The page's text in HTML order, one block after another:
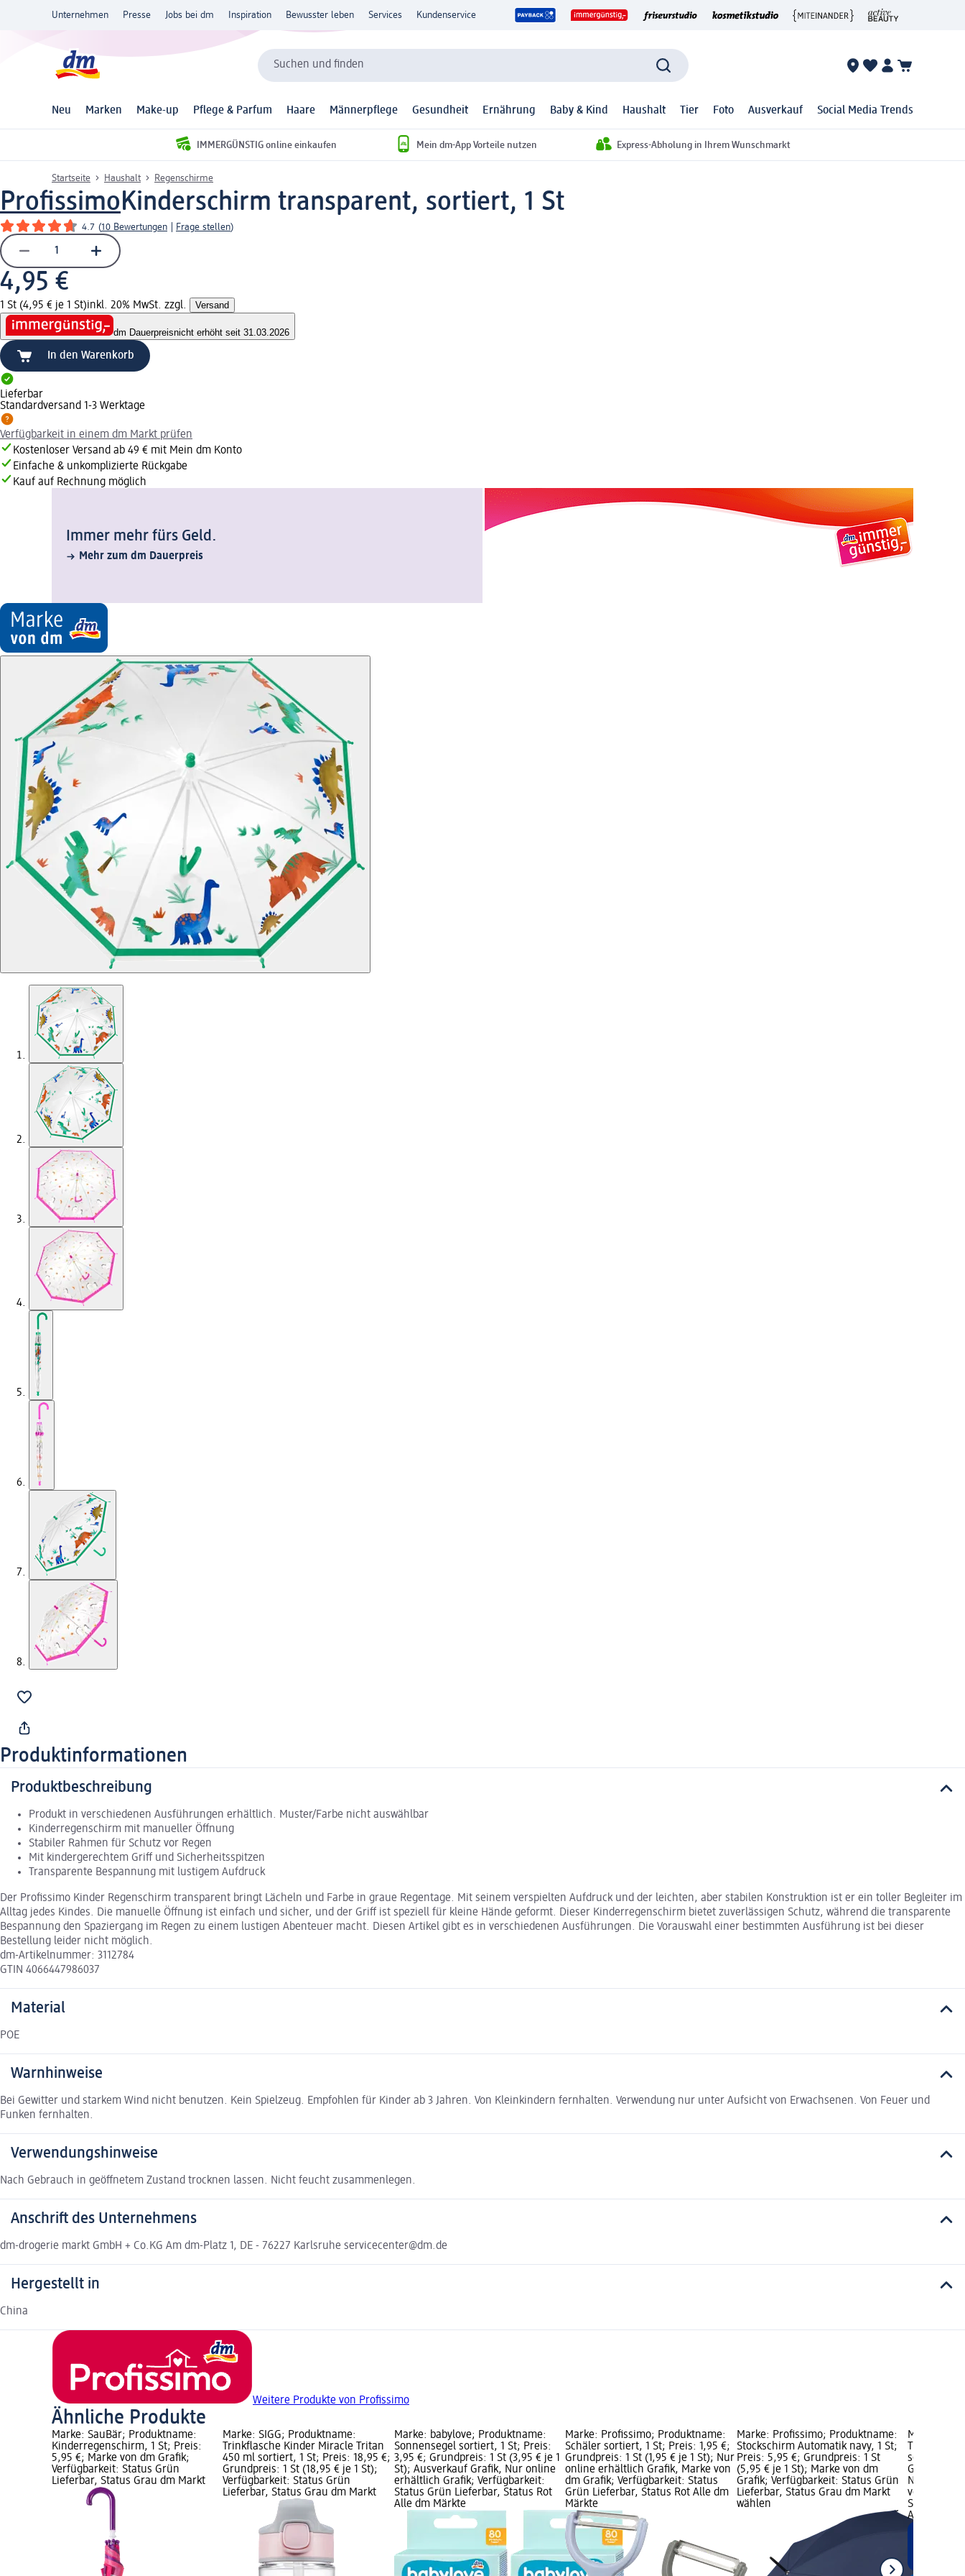
Unternehmen Presse Jobs bei dm Inspiration Bewusster leben Services Kundenservice
Suchen und finden
Neu Marken Make-up Pflege & Parfum Haare Männerpflege Gesundheit Ernährung Baby & Kind Haushalt Tier Foto Ausverkauf Social Media Trends
IMMERGÜNSTIG online einkaufen Mein dm-App Vorteile nutzen Express-Abholung in Ihrem Wunschmarkt
Startseite Haushalt Regenschirme
ProfissimoKinderschirm transparent, sortiert, 1 St
4.7 (10 Bewertungen Frage stellen)
4,95 €
1 St (4,95 € je 1 St)inkl. 20% MwSt. zzgl. Versand
dm Dauerpreisnicht erhöht seit 31.03.2026
In den Warenkorb
Lieferbar
Standardversand 1-3 Werktage
Verfügbarkeit in einem dm Markt prüfen
Kostenloser Versand ab 49 € mit Mein dm Konto
Einfache & unkomplizierte Rückgabe
Kauf auf Rechnung möglich
Immer mehr fürs Geld.
Mehr zum dm Dauerpreis
Produktinformationen
Produktbeschreibung
Produkt in verschiedenen Ausführungen erhältlich. Muster/Farbe nicht auswählbar
Kinderregenschirm mit manueller Öffnung
Stabiler Rahmen für Schutz vor Regen
Mit kindergerechtem Griff und Sicherheitsspitzen
Transparente Bespannung mit lustigem Aufdruck
Der Profissimo Kinder Regenschirm transparent bringt Lächeln und Farbe in graue Regentage. Mit seinem verspielten Aufdruck und der leichten, aber stabilen Konstruktion ist er ein toller Begleiter im
Alltag jedes Kindes. Die manuelle Öffnung ist einfach und sicher, und der Griff ist speziell für kleine Hände geformt. Dieser Kinderregenschirm bietet zuverlässigen Schutz, während die transparente
Bespannung den Spaziergang im Regen zu einem lustigen Abenteuer macht. Diesen Artikel gibt es in verschiedenen Ausführungen. Die Vorauswahl einer bestimmten Ausführung ist bei dieser
Bestellung leider nicht möglich.
dm-Artikelnummer: 3112784
GTIN 4066447986037
Material
POE
Warnhinweise
Bei Gewitter und starkem Wind nicht benutzen. Kein Spielzeug. Empfohlen für Kinder ab 3 Jahren. Von Kleinkindern fernhalten. Verwendung nur unter Aufsicht von Erwachsenen. Von Feuer und
Funken fernhalten.
Verwendungshinweise
Nach Gebrauch in geöffnetem Zustand trocknen lassen. Nicht feucht zusammenlegen.
Anschrift des Unternehmens
dm-drogerie markt GmbH + Co.KG Am dm-Platz 1, DE - 76227 Karlsruhe servicecenter@dm.de
Hergestellt in
China
Weitere Produkte von Profissimo
Ähnliche Produkte
Marke: SauBär; Produktname:
Kinderregenschirm, 1 St; Preis:
5,95 €; Marke von dm Grafik;
Verfügbarkeit: Status Grün
Lieferbar, Status Grau dm Markt
Marke: SIGG; Produktname:
Trinkflasche Kinder Miracle Tritan
450 ml sortiert, 1 St; Preis: 18,95 €;
Grundpreis: 1 St (18,95 € je 1 St);
Verfügbarkeit: Status Grün
Lieferbar, Status Grau dm Markt
Marke: babylove; Produktname:
Sonnensegel sortiert, 1 St; Preis:
3,95 €; Grundpreis: 1 St (3,95 € je 1
St); Ausverkauf Grafik, Nur online
erhältlich Grafik; Verfügbarkeit:
Status Grün Lieferbar, Status Rot
Alle dm Märkte
Marke: Profissimo; Produktname:
Schäler sortiert, 1 St; Preis: 1,95 €;
Grundpreis: 1 St (1,95 € je 1 St); Nur
online erhältlich Grafik, Marke von
dm Grafik; Verfügbarkeit: Status
Grün Lieferbar, Status Rot Alle dm
Märkte
Marke: Profissimo; Produktname:
Stockschirm Automatik navy, 1 St;
Preis: 5,95 €; Grundpreis: 1 St
(5,95 € je 1 St); Marke von dm
Grafik; Verfügbarkeit: Status Grün
Lieferbar, Status Grau dm Markt
wählen
Marke:
Thermo-
sortiert, 1
Nur online
von dm
Status
Alle dm